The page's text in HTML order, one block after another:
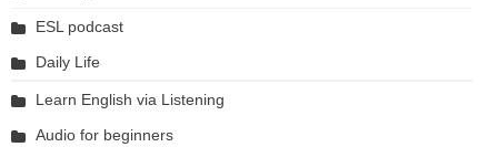
ESL podcast
Daily Life
Learn English via Listening
Audio for beginners